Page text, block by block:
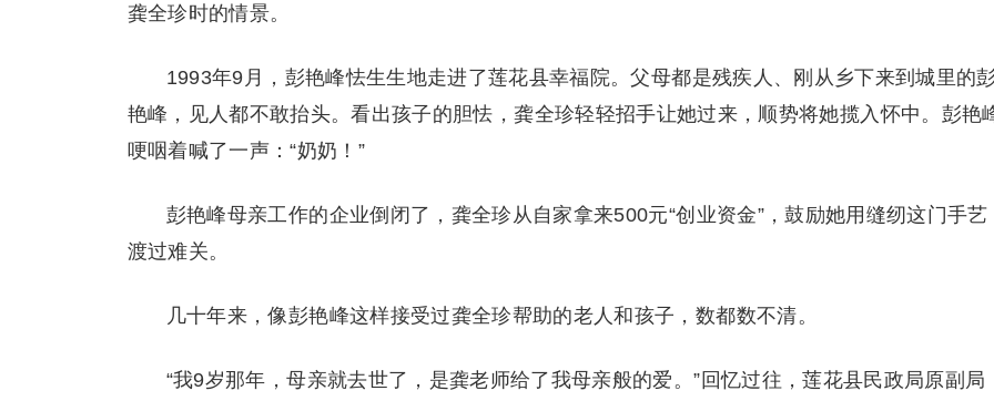
龚全珍时的情景。
1993年9月，彭艳峰怯生生地走进了莲花县幸福院。父母都是残疾人、刚从乡下来到城里的
艳峰，见人都不敢抬头。看出孩子的胆怯，龚全珍轻轻招手让她过来，顺势将她揽入怀中。彭艳
哽咽着喊了一声：“奶奶！”
彭艳峰母亲工作的企业倒闭了，龚全珍从自家拿来500元“创业资金”，鼓励她用缝纫这门手艺
渡过难关。
几十年来，像彭艳峰这样接受过龚全珍帮助的老人和孩子，数都数不清。
“我9岁那年，母亲就去世了，是龚老师给了我母亲般的爱。”回忆过往，莲花县民政局原副局